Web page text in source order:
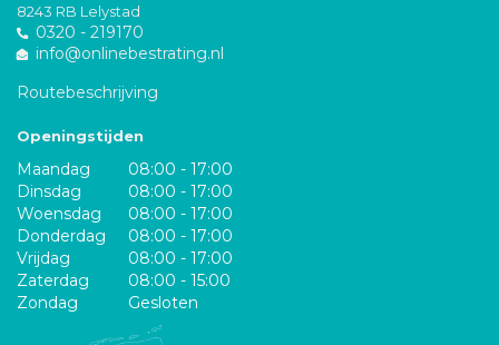
8243 RB Lelystad
0320 - 219170
info@onlinebestrating.nl
Routebeschrijving
Openingstijden
Maandag
08:00 - 17:00
Dinsdag
08:00 - 17:00
Woensdag
08:00 - 17:00
Donderdag
08:00 - 17:00
Vrijdag
08:00 - 17:00
Zaterdag
08:00 - 15:00
Zondag
Gesloten